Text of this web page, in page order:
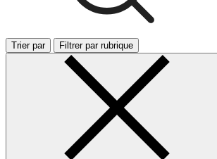
Trier par Filtrer par rubrique